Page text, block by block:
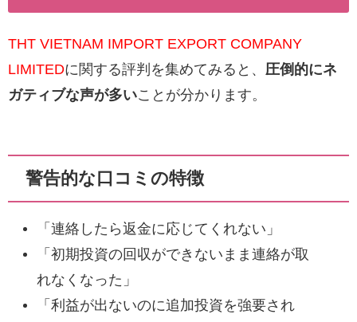
THT VIETNAM IMPORT EXPORT COMPANY
LIMITEDに関する評判を集めてみると、 圧倒的にネ
ガティブな声が多いことが分かります。
警告的な口コミの特徴
「連絡したら返金に応じてくれない」
「初期投資の回収ができないまま連絡が取
れなくなった」
「利益が出ないのに追加投資を強要され